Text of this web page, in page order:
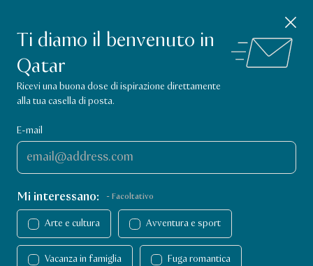
Scopri cosa fare in Qatar.
SCARICA
Chiudi avviso
Pagina iniziale Visit Qatar
Ti diamo il benvenuto in
Qatar
Ricevi una buona dose di ispirazione direttamente
alla tua casella di posta.
E-mail
Mi interessano: - Facoltativo
Arte e cultura Avventura e sport
Vacanza in famiglia Fuga romantica